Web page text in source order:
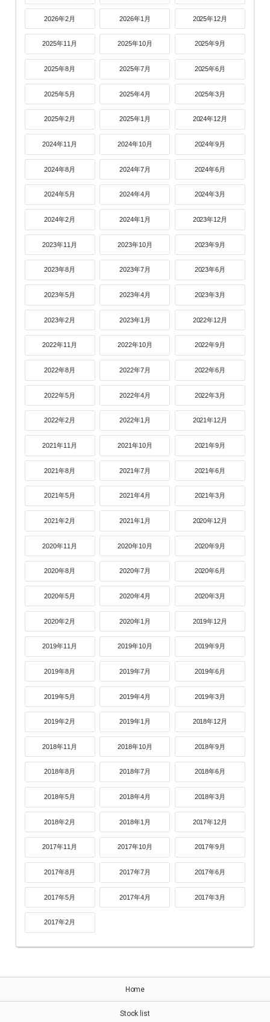
2026年2月 2026年1月 2025年12月
2025年11月 2025年10月 2025年9月
2025年8月 2025年7月 2025年6月
2025年5月 2025年4月 2025年3月
2025年2月 2025年1月 2024年12月
2024年11月 2024年10月 2024年9月
2024年8月 2024年7月 2024年6月
2024年5月 2024年4月 2024年3月
2024年2月 2024年1月 2023年12月
2023年11月 2023年10月 2023年9月
2023年8月 2023年7月 2023年6月
2023年5月 2023年4月 2023年3月
2023年2月 2023年1月 2022年12月
2022年11月 2022年10月 2022年9月
2022年8月 2022年7月 2022年6月
2022年5月 2022年4月 2022年3月
2022年2月 2022年1月 2021年12月
2021年11月 2021年10月 2021年9月
2021年8月 2021年7月 2021年6月
2021年5月 2021年4月 2021年3月
2021年2月 2021年1月 2020年12月
2020年11月 2020年10月 2020年9月
2020年8月 2020年7月 2020年6月
2020年5月 2020年4月 2020年3月
2020年2月 2020年1月 2019年12月
2019年11月 2019年10月 2019年9月
2019年8月 2019年7月 2019年6月
2019年5月 2019年4月 2019年3月
2019年2月 2019年1月 2018年12月
2018年11月 2018年10月 2018年9月
2018年8月 2018年7月 2018年6月
2018年5月 2018年4月 2018年3月
2018年2月 2018年1月 2017年12月
2017年11月 2017年10月 2017年9月
2017年8月 2017年7月 2017年6月
2017年5月 2017年4月 2017年3月
2017年2月
Home
Stock list